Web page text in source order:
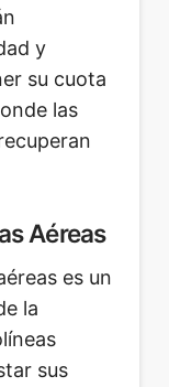
y
su cuota
las
Aéreas
es un
la
sus